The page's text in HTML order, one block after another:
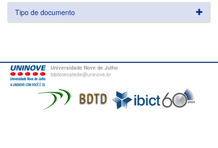
Tipo de documento
Universidade Nove de Julho
bibliotecatede@uninove.br